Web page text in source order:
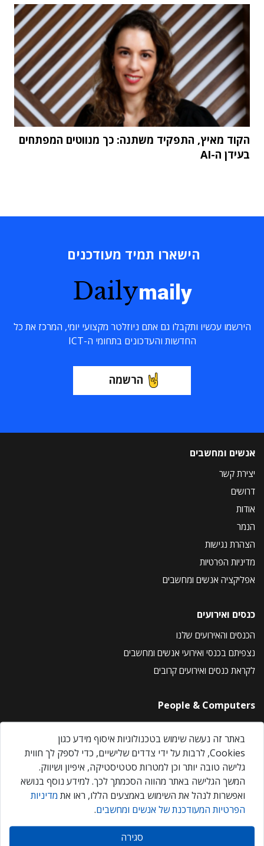
הקוד מאיץ, התפקיד משתנה: כך מנווטים המפתחים
בעידן ה-AI
הישארו תמיד מעודכנים
Dailymaily
הירשמו עכשיו ותקבלו גם אתם ניוזלטר מקצועי יומי, המרכז את כל
החדשות והעדכונים בתחומי ה-ICT
הרשמה
אנשים ומחשבים
יצירת קשר
דרושים
אודות
הנמר
הצהרת נגישות
מדיניות הפרטיות
אפליקציה אנשים ומחשבים
כנסים ואירועים
הכנסים והאירועים שלנו
נצפיתם בכנסי ואירועי אנשים ומחשבים
לקראת כנסים ואירועים קרובים
People & Computers
About Us
Privacy Policy
Contact Us
Our Events
אנשים ומחשבים © 2026 – כל הזכויות שמורות
באתר זה נעשה שימוש בטכנולוגיות איסוף מידע כגון
Cookies, לרבות על ידי צדדים שלישיים, כדי לספק לך חווית
גלישה טובה יותר וכן למטרות סטטיסטיקה, איפיון ושיווק.
המשך הגלישה באתר מהווה הסכמתך לכך. למידע נוסף בנושא
ואפשרות לנהל את השימוש באמצעים הללו, ראו את מדיניות
הפרטיות המעודכנת של אנשים ומחשבים.
סגירה